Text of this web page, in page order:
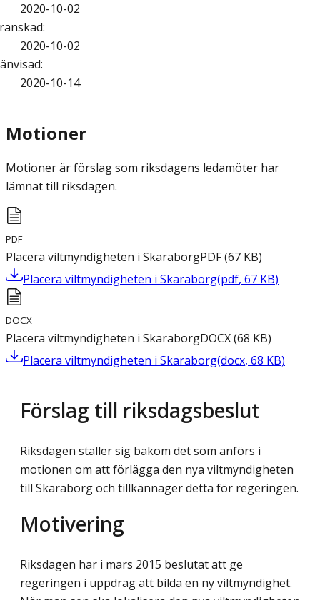
2020-10-02
:
2020-10-02
:
2020-10-14
Motioner
Motioner är förslag som riksdagens ledamöter har
lämnat till riksdagen.
PDF
Placera viltmyndigheten i SkaraborgPDF(67 KB)
Placera viltmyndigheten i Skaraborg(pdf, 67 KB)
DOCX
Placera viltmyndigheten i SkaraborgDOCX(68 KB)
Placera viltmyndigheten i Skaraborg(docx, 68 KB)
Förslag till riksdagsbeslut
Riksdagen ställer sig bakom det som anförs i
motionen om att förlägga den nya viltmyndigheten
till Skaraborg och tillkännager detta för regeringen.
Motivering
Riksdagen har i mars 2015 beslutat att ge
regeringen i uppdrag att bilda en ny vilt­myndighet.